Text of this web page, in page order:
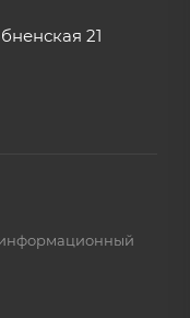
21
информационный